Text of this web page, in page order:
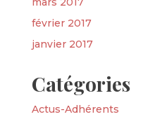
février 2017
janvier 2017
Catégories
Actus-Adhérents